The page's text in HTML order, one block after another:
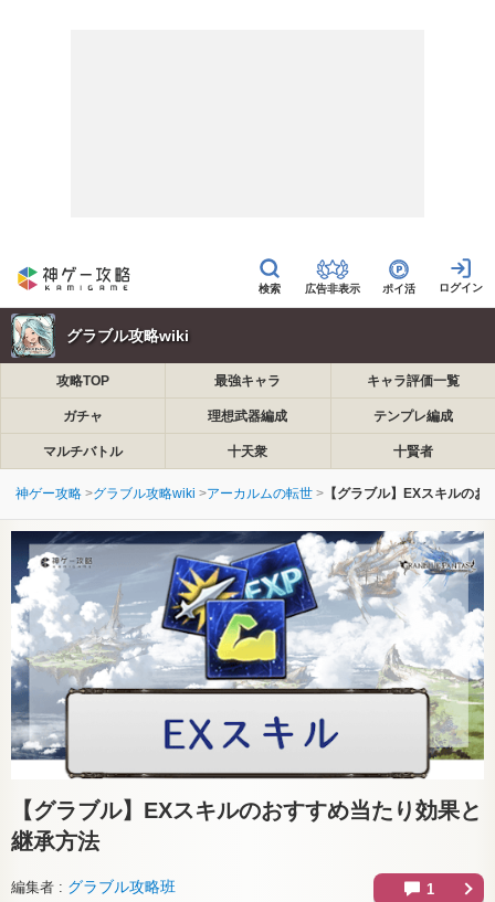
広告非表示 ポイ活
グラブル攻略wiki
攻略TOP 最強キャラ キャラ評価一覧
ガチャ 理想武器編成 テンプレ編成
マルチバトル 十天衆 十賢者
神ゲー攻略 グラブル攻略wiki アーカルムの転世 【グラブル】EXスキルの
【グラブル】 EXスキルのおすすめ当たり効果と
継承方法
編集者 グラブル攻略班 1